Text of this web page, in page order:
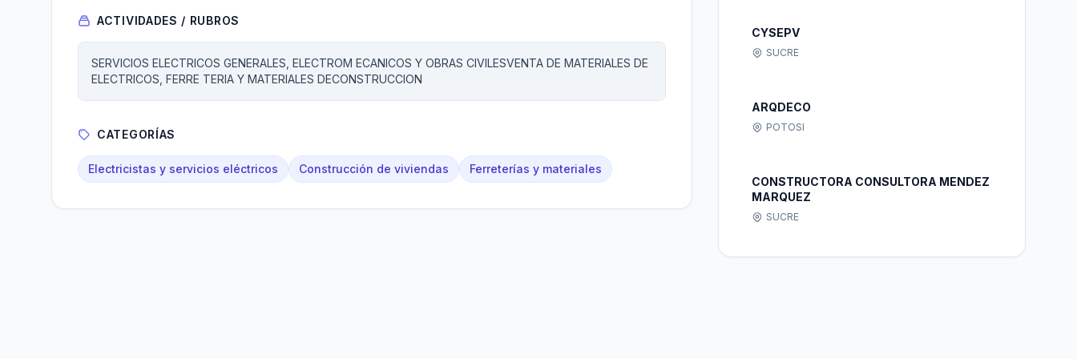
ACTIVIDADES / RUBROS
SERVICIOS ELECTRICOS GENERALES, ELECTROM ECANICOS Y OBRAS CIVILESVENTA DE MATERIALES DE
ELECTRICOS, FERRE TERIA Y MATERIALES DECONSTRUCCION
CATEGORÍAS
Electricistas y servicios eléctricos Construcción de viviendas Ferreterías y materiales
CYSEPV
SUCRE
ARQDECO
POTOSI
CONSTRUCTORA CONSULTORA MENDEZ
MARQUEZ
SUCRE